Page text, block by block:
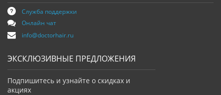
Служба поддержки
Онлайн чат
info@doctorhair.ru
ЭКСКЛЮЗИВНЫЕ ПРЕДЛОЖЕНИЯ
Подпишитесь и узнайте о скидках и
акциях